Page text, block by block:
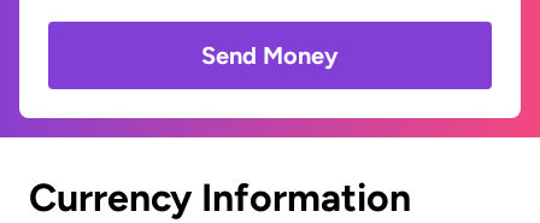
Send Money
Currency Information